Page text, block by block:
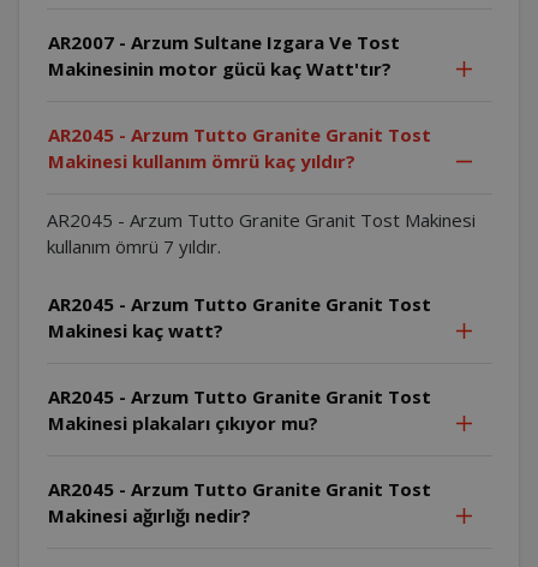
AR2007 - Arzum Sultane Izgara Ve Tost
Makinesinin motor gücü kaç Watt'tır?
AR2045 - Arzum Tutto Granite Granit Tost
Makinesi kullanım ömrü kaç yıldır?
AR2045 - Arzum Tutto Granite Granit Tost Makinesi
kullanım ömrü 7 yıldır.
AR2045 - Arzum Tutto Granite Granit Tost
Makinesi kaç watt?
AR2045 - Arzum Tutto Granite Granit Tost
Makinesi plakaları çıkıyor mu?
AR2045 - Arzum Tutto Granite Granit Tost
Makinesi ağırlığı nedir?